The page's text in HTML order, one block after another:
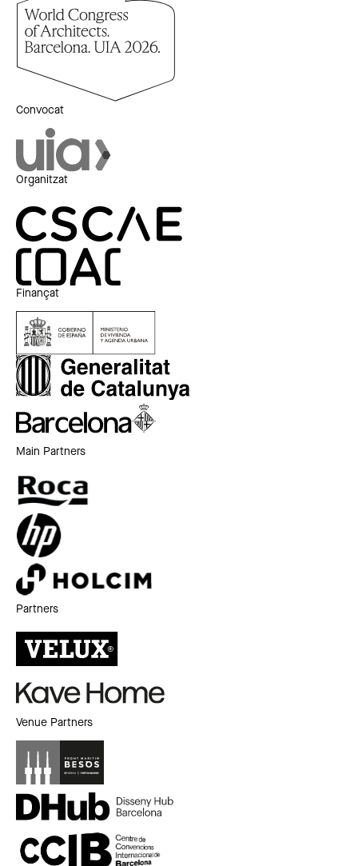
Convocat
Organitzat
Finançat
Main Partners
Partners
Venue Partners